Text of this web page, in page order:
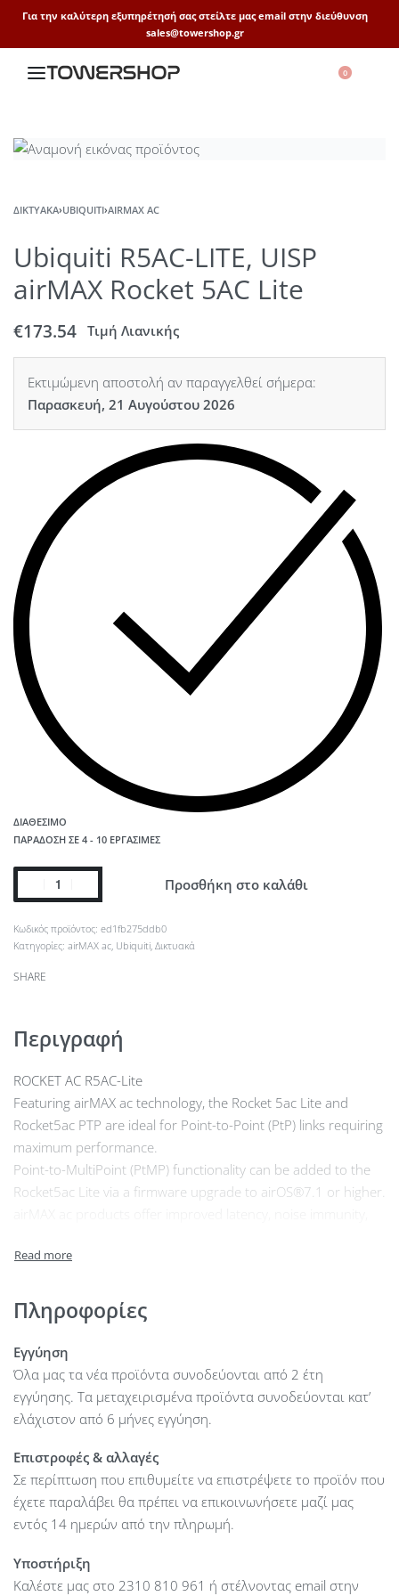
Για την καλύτερη εξυπηρέτησή σας στείλτε μας email στην διεύθυνση
sales@towershop.gr
0
ΔΙΚΤΥΑΚΆ›UBIQUITI›AIRMAX AC
Ubiquiti R5AC-LITE, UISP
airMAX Rocket 5AC Lite
€173.54 Τιμή Λιανικής
Εκτιμώμενη αποστολή αν παραγγελθεί σήμερα:
Παρασκευή, 21 Αυγούστου 2026
ΔΙΑΘΈΣΙΜΟ
ΠΑΡΆΔΟΣΗ ΣΕ 4 - 10 ΕΡΓΆΣΙΜΕΣ
Προσθήκη στο καλάθι
ed1fb275ddb0
Κατηγορίες: airMAX ac Ubiquiti Δικτυακά
SHARE
Περιγραφή
ROCKET AC R5AC-Lite
Featuring airMAX ac technology, the Rocket 5ac Lite and
Rocket5ac PTP are ideal for Point-to-Point (PtP) links requiring
maximum performance.
Point-to-MultiPoint (PtMP) functionality can be added to the
Rocket5ac Lite via a firmware upgrade to airOS®7.1 or higher.
performance.
to the airMAX scheduler, to support the high data rates and
dense modulation used in airMAX ac technology.
The innovative airMAX ac antennas feature significant
advances in beam and energy isolation performance for
increased capacity of airMAX networks.
RF connectors : (2) RSMA female
LAN speed : (1) 10/100/1000Mbps
Gigabit LAN : Yes
RAM memory size : 128 MB
CPU : Atheros MIPS 74KC
Purpose : Outdoor
Buttons : Reset
Πληροφορίες
Εγγύηση
Όλα μας τα νέα προϊόντα συνοδεύονται από 2 έτη
εγγύησης. Τα μεταχειρισμένα προϊόντα συνοδεύονται κατ’
ελάχιστον από 6 μήνες εγγύηση.
Επιστροφές & αλλαγές
Σε περίπτωση που επιθυμείτε να επιστρέψετε το προϊόν που
έχετε παραλάβει θα πρέπει να επικοινωνήσετε μαζί μας
εντός 14 ημερών από την πληρωμή.
Υποστήριξη
Καλέστε μας στο 2310 810 961 ή στέλνοντας email στην